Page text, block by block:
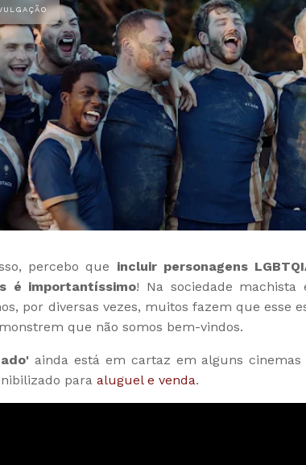
percebo que incluir personagens
é importantíssimo! Na sociedade machista
por diversas vezes, muitos fazem que esse
que não somos bem-vindos.
ainda está em cartaz em alguns
para aluguel e venda.